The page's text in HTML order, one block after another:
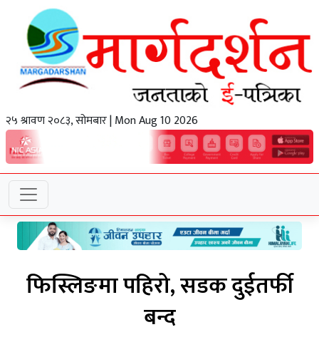
२५ श्रावण २०८३, सोमबार | Mon Aug 10 2026
फिस्लिङमा पहिरो, सडक दुईतर्फी
बन्द